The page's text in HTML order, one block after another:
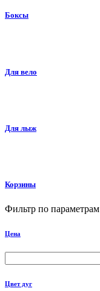
Боксы
Для вело
Для лыж
Корзины
Фильтр по параметрам
Цена
Цвет дуг